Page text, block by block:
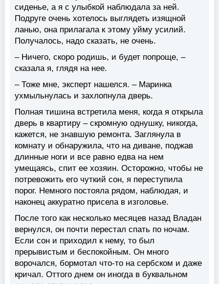
сиденье, а я с улыбкой наблюдала за ней.
Подруге очень хотелось выглядеть изящной
ланью, она прилагала к этому уйму усилий.
Получалось, надо сказать, не очень.
– Ничего, скоро родишь, и будет попроще, –
сказала я, глядя на нее.
– Тоже мне, эксперт нашелся. – Маринка
ухмыльнулась и захлопнула дверь.
Полная тишина встретила меня, когда я открыла
дверь в квартиру – скромную однушку, никогда,
кажется, не знавшую ремонта. Заглянула в
комнату и обнаружила, что на диване, поджав
длинные ноги и все равно едва на нем
умещаясь, спит ее хозяин. Осторожно, чтобы не
потревожить его чуткий сон, я переступила
порог. Немного постояла рядом, наблюдая, и
наконец аккуратно присела в изголовье.
После того как несколько месяцев назад Владан
вернулся, он почти перестал спать по ночам.
Если сон и приходил к нему, то был
прерывистым и беспокойным. Он много
ворочался, бормотал что-то на сербском и даже
кричал. Оттого днем он иногда в буквальном